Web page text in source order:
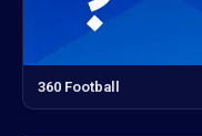
360 Football